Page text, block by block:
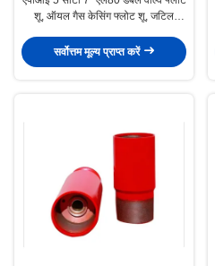
शू, ऑयल गैस केसिंग फ्लोट शू, जटिल
सर्वोत्तम मूल्य प्राप्त करें